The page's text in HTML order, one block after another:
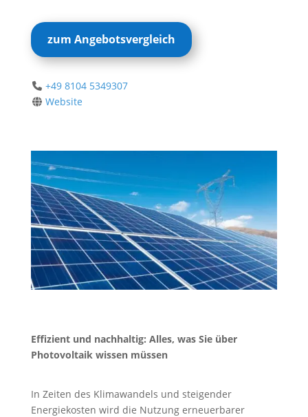
zum Angebotsvergleich
+49 8104 5349307
Website
Effizient und nachhaltig: Alles, was Sie über
Photovoltaik wissen müssen
In Zeiten des Klimawandels und steigender
Energiekosten wird die Nutzung erneuerbarer